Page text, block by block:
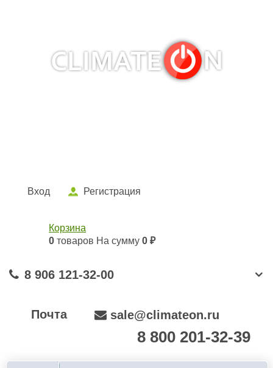
Вход Регистрация
Корзина
0 товаров На сумму 0 ₽
8 906 121-32-00
Почта sale@climateon.ru
8 800 201-32-39